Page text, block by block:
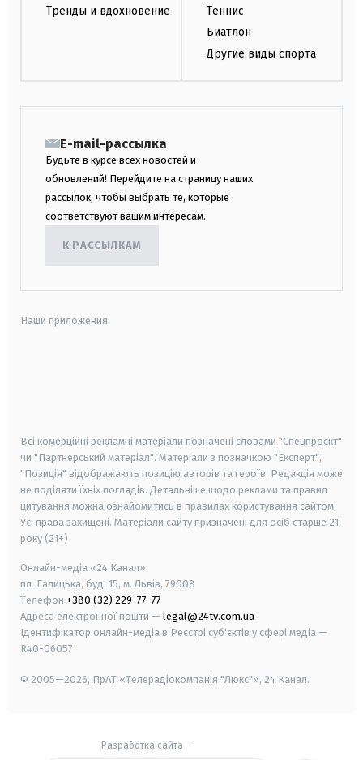
Тренды и вдохновение
Теннис
Биатлон
Другие виды спорта
E-mail-рассылка
Будьте в курсе всех новостей и
обновлений! Перейдите на страницу наших
рассылок, чтобы выбрать те, которые
соответствуют вашим интересам.
К РАССЫЛКАМ
Наши приложения:
Всі комерційні рекламні матеріали позначені словами "Спецпроєкт"
чи "Партнерський матеріал". Матеріали з позначкою "Експерт",
"Позиція" відображають позицію авторів та героїв. Редакція може
не поділяти їхніх поглядів. Детальніше щодо реклами та правил
цитування можна ознайомитись в правилах користування сайтом.
Усі права захищені. Матеріали сайту призначені для осіб старше 21
року (21+)
Онлайн-медіа «24 Канал»
пл. Галицька, буд. 15, м. Львів, 79008
Телефон +380 (32) 229-77-77
Адреса електронної пошти — legal@24tv.com.ua
Ідентифікатор онлайн-медіа в Реєстрі суб'єктів у сфері медіа —
R40-06057
© 2005—2026, ПрАТ «Телерадіокомпанія "Люкс"», 24 Канал.
Разработка сайта -